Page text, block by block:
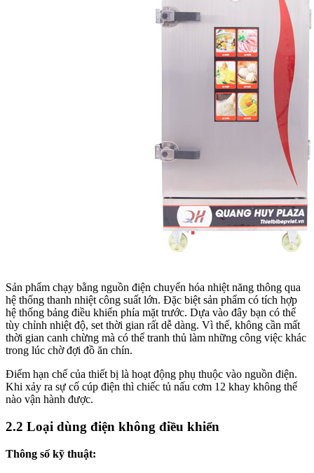
Sản phẩm chạy bằng nguồn điện chuyển hóa nhiệt năng thông qua
hệ thống thanh nhiệt công suất lớn. Đặc biệt sản phẩm có tích hợp
hệ thống bảng điều khiển phía mặt trước. Dựa vào đây bạn có thể
tùy chỉnh nhiệt độ, set thời gian rất dễ dàng. Vì thế, không cần mất
thời gian canh chừng mà có thể tranh thủ làm những công việc khác
trong lúc chờ đợi đồ ăn chín.
Điểm hạn chế của thiết bị là hoạt động phụ thuộc vào nguồn điện.
Khi xảy ra sự cố cúp điện thì chiếc tủ nấu cơm 12 khay không thể
nào vận hành được.
2.2 Loại dùng điện không điều khiển
Thông số kỹ thuật: